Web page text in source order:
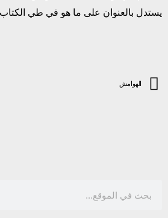
يستدل بالعنوان على ما هو في طي
الهوامش